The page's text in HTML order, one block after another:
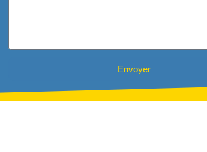
Envoyer